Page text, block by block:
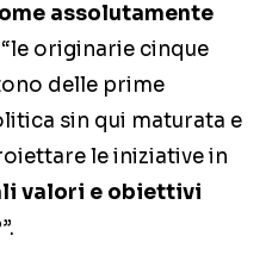
assolutamente
originarie cinque
delle prime
sin qui maturata e
le iniziative in
valori e obiettivi
”.